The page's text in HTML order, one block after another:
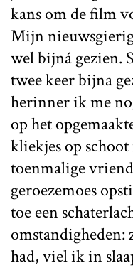
kans om de film
Mijn
wel bijná gezien.
twee keer bijna
herinner ik me
op het
kliekjes op
toenmalige
geroezemoes
toe een
had, viel ik in